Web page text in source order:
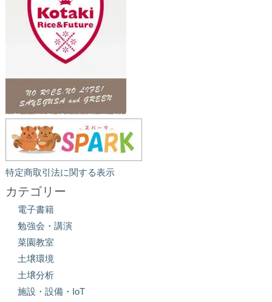
特定商取引法に関する表示
カテゴリー
電子書籍
勉強会・講演
菜園教室
土壌環境
土壌分析
施設・設備・IoT